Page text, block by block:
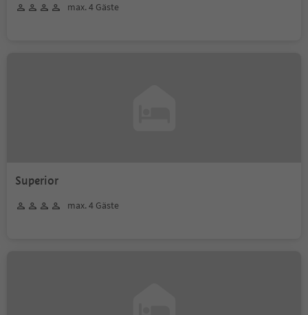
max. 4 Gäste
Superior
max. 4 Gäste